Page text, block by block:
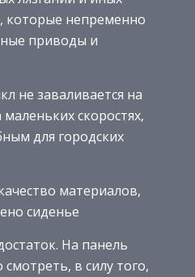
которые непременно
приводы и
не заваливается на
скоростях,
для городских
материалов,
сиденье
На панель
в силу того,